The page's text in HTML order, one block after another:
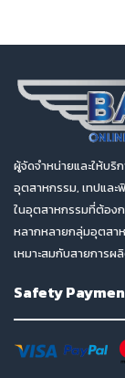
ผู้จัดจำหน่ายและให้บ
อุตสาหกรรม, เทปแล
ในอุตสาหกรรมที่ต้องก
หลากหลายกลุ่มอุตสา
เหมาะสมกับสายการ
Safety